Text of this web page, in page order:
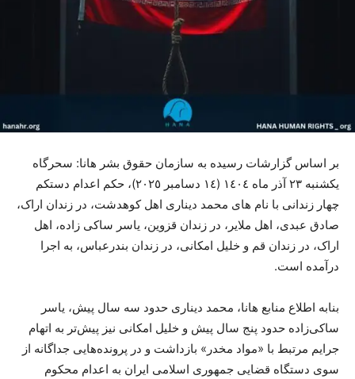
بر اساس گزارشات رسیدە بە سازمان حقوق بشر هانا: سحرگاە
یکشنبە ٢٣ آذر ماە ١٤٠٤ (١٤ دسامبر ٢٠٢٥)، حکم اعدام دستکم
چهار زندانی با نام های محمد دیناری اهل کوهدشت، در زندان اراک،
صادق عبدی، اهل ملایر، در زندان قزوین، یاسر ساکی زادە، اهل
اراک، در زندان قم و خلیل امکانی، در زندان بندرعباس، بە اجرا
درآمدە است.
بنابە اطلاع منابع هانا، محمد دیناری حدود سه سال پیش، یاسر
ساکی‌زاده حدود پنج سال پیش و خلیل امکانی نیز پیش‌تر به اتهام
جرایم مرتبط با «مواد مخدر» بازداشت و در پرونده‌هایی جداگانه از
سوی دستگاه قضایی جمهوری اسلامی ایران به اعدام محکوم